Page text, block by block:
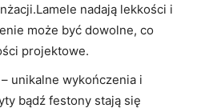
nadają lekkości i
może być dowolne, co
projektowe.
– unikalne wykończenia i
bądź festony stają się